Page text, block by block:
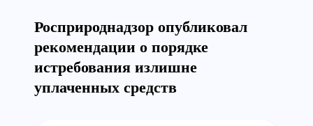
Росприроднадзор опубликовал
рекомендации о порядке
истребования излишне
уплаченных средств